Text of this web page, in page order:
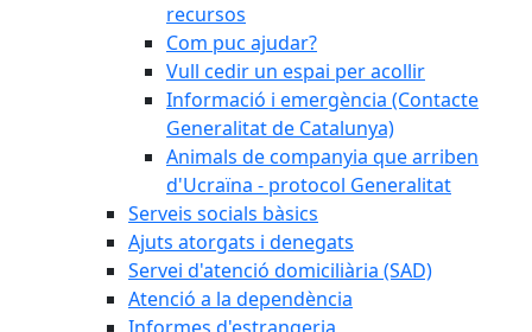
recursos
Com puc ajudar?
Vull cedir un espai per acollir
Informació i emergència (Contacte
Generalitat de Catalunya)
Animals de companyia que arriben
d'Ucraïna - protocol Generalitat
Serveis socials bàsics
Ajuts atorgats i denegats
Servei d'atenció domiciliària (SAD)
Atenció a la dependència